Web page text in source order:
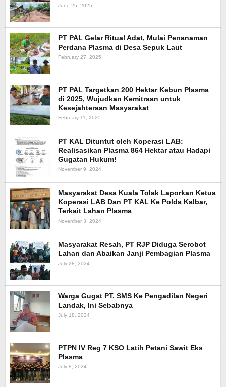
June 25, 2025
PT PAL Gelar Ritual Adat, Mulai Penanaman
Perdana Plasma di Desa Sepuk Laut
February 27, 2025
PT PAL Targetkan 200 Hektar Kebun Plasma
di 2025, Wujudkan Kemitraan untuk
Kesejahteraan Masyarakat
February 11, 2025
PT KAL Dituntut oleh Koperasi LAB:
Realisasikan Plasma 864 Hektar atau Hadapi
Gugatan Hukum!
November 9, 2024
Masyarakat Desa Kuala Tolak Laporkan Ketua
Koperasi LAB Dan PT KAL Ke Polda Kalbar,
Terkait Lahan Plasma
November 3, 2024
Masyarakat Resah, PT RJP Diduga Serobot
Lahan dan Abaikan Janji Pembagian Plasma
July 28, 2024
Warga Gugat PT. SMS Ke Pengadilan Negeri
Landak, Ini Sebabnya
July 18, 2024
PTPN IV Reg 7 KSO Latih Petani Sawit Eks
Plasma
July 8, 2024